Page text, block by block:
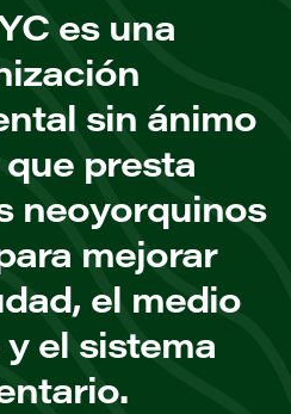
es una
sin ánimo
presta
neoyorquinos
mejorar
el medio
el sistema